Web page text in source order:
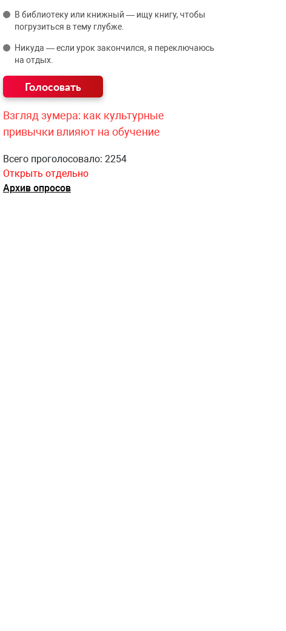
В библиотеку или книжный — ищу книгу, чтобы
погрузиться в тему глубже.
Никуда — если урок закончился, я переключаюсь
на отдых.
Взгляд зумера: как культурные
привычки влияют на обучение
Всего проголосовало: 2254
Открыть отдельно
Архив опросов